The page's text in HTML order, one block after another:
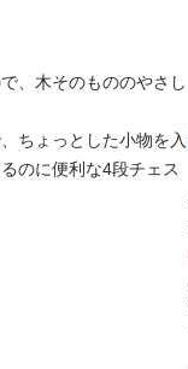
、木そのもののやさし
ちょっとした小物を入
のに便利な4段チェス